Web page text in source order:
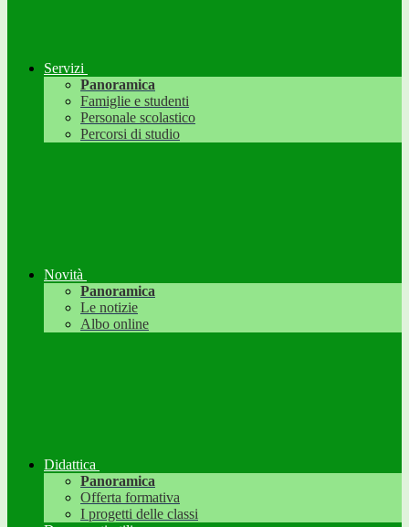
Servizi
Panoramica
Famiglie e studenti
Personale scolastico
Percorsi di studio
Novità
Panoramica
Le notizie
Albo online
Didattica
Panoramica
Offerta formativa
I progetti delle classi